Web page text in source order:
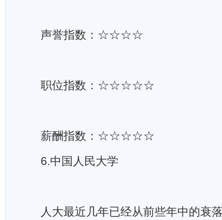
声誉指数：☆☆☆☆
职位指数：☆☆☆☆☆
薪酬指数：☆☆☆☆☆
6.中国人民大学
人大最近几年已经从前些年中的衰